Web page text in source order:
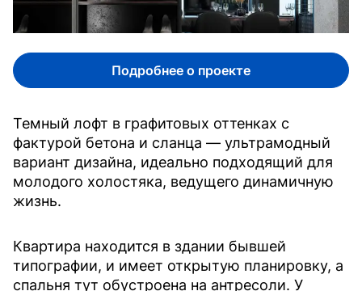
Подробнее о проекте
Темный лофт в графитовых оттенках с
фактурой бетона и сланца — ультрамодный
вариант дизайна, идеально подходящий для
молодого холостяка, ведущего динамичную
жизнь.
Квартира находится в здании бывшей
типографии, и имеет открытую планировку, а
спальня тут обустроена на антресоли. У